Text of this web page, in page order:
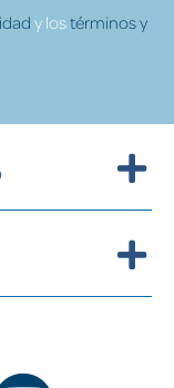
y lostérminos y